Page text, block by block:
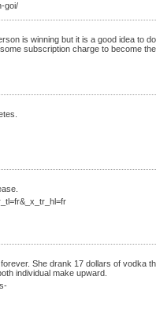
goi/
is winning but it is a good idea to
subscription charge to become
She drank 17 dollars of vodka
individual make upward.